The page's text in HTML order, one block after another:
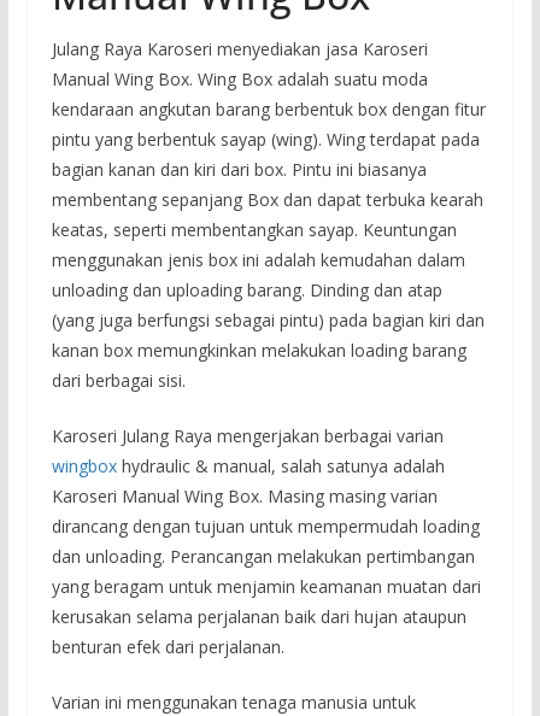
Julang Raya Karoseri menyediakan jasa Karoseri
Manual Wing Box. Wing Box adalah suatu moda
kendaraan angkutan barang berbentuk box dengan fitur
pintu yang berbentuk sayap (wing). Wing terdapat pada
bagian kanan dan kiri dari box. Pintu ini biasanya
membentang sepanjang Box dan dapat terbuka kearah
keatas, seperti membentangkan sayap. Keuntungan
menggunakan jenis box ini adalah kemudahan dalam
unloading dan uploading barang. Dinding dan atap
(yang juga berfungsi sebagai pintu) pada bagian kiri dan
kanan box memungkinkan melakukan loading barang
dari berbagai sisi.
Karoseri Julang Raya mengerjakan berbagai varian
wingboxhydraulic & manual, salah satunya adalah
Karoseri Manual Wing Box. Masing masing varian
dirancang dengan tujuan untuk mempermudah loading
dan unloading. Perancangan melakukan pertimbangan
yang beragam untuk menjamin keamanan muatan dari
kerusakan selama perjalanan baik dari hujan ataupun
benturan efek dari perjalanan.
Varian ini menggunakan tenaga manusia untuk